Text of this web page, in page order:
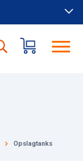
Opslagtanks